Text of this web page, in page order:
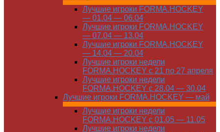
Лучшие игроки FORMA.HOCKEY
— 01.04 — 06.04
Лучшие игроки FORMA.HOCKEY
— 07.04 — 13.04
Лучшие игроки FORMA.HOCKEY
— 14.04 — 20.04
Лучшие игроки недели
FORMA.HOCKEY с 21 по 27 апреля
Лучшие игроки недели
FORMA.HOCKEY с 28.04 — 30.04
Лучшие игроки FORMA.HOCKEY — май
Лучшие игроки недели
FORMA.HOCKEY с 01.05 — 11.05
Лучшие игроки недели